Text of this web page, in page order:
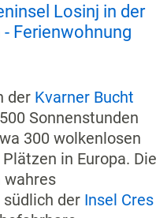
Losinj in der
Ferienwohnung
der Kvarner Bucht
Sonnenstunden
300 wolkenlosen
in Europa. Die
wahres
der Insel Cres